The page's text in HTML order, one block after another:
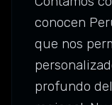
conocen
que nos
profundo